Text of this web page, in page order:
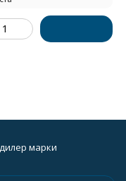
марки